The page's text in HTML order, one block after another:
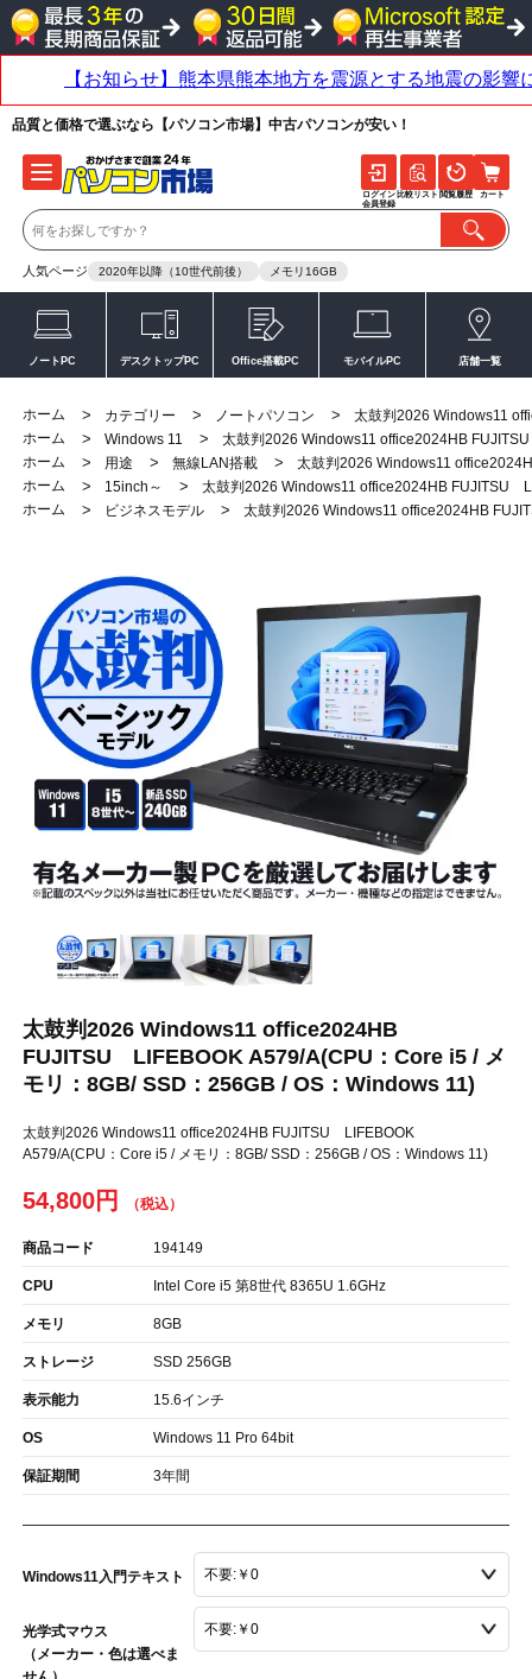
品質と価格で選ぶなら【パソコン市場】中古パソコンが安い！
人気ページ 2020年以降（10世代前後） メモリ16GB
ログイン
会員登録
比較リスト 閲覧履歴 カート
ノートPC デスクトップPC Office搭載PC モバイルPC 店舗一覧
ホーム > カテゴリー > ノートパソコン >
太鼓判2026 Windows11
ホーム
> Windows 11 >
太鼓判2026 Windows11 office2024HB
ホーム
> 用途 > 無線LAN搭載 >
太鼓判2026 Windows11
ホーム
> 15inch～ >
太鼓判2026 Windows11 office2024HB FUJITSU
ホーム
> ビジネスモデル > 太鼓判2026 Windows11 office2024HB
太鼓判2026 Windows11 office2024HB
FUJITSU LIFEBOOK A579/A(CPU：Core i5 / メ
モリ：8GB/ SSD：256GB / OS：Windows 11)
太鼓判2026 Windows11 office2024HB FUJITSU LIFEBOOK
A579/A(CPU：Core i5 / メモリ：8GB/ SSD：256GB / OS：Windows 11)
54,800円
商品コード 194149
CPU Intel Core i5 第8世代 8365U 1.6GHz
メモリ 8GB
ストレージ SSD 256GB
表示能力 15.6インチ
OS Windows 11 Pro 64bit
保証期間 3年間
Windows11入門テキスト
光学式マウス
（メーカー・色は選べま